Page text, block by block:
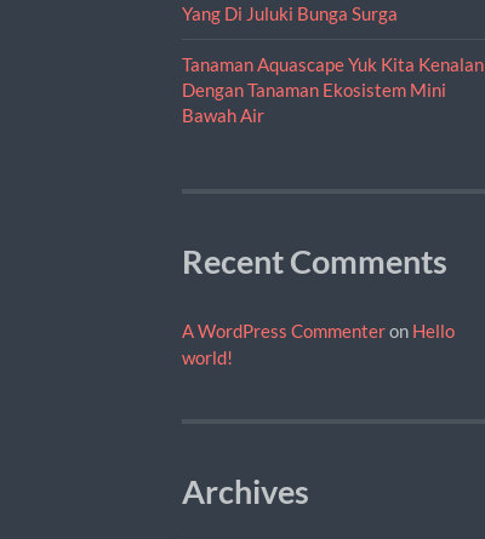
Yang Di Juluki Bunga Surga
Tanaman Aquascape Yuk Kita Kenalan
Dengan Tanaman Ekosistem Mini
Bawah Air
Recent Comments
A WordPress Commenteron Hello
world!
Archives